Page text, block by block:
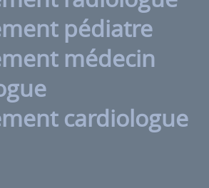
pédiatre
médecin
cardiologue